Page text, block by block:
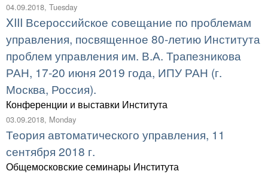
04.09.2018, Tuesday
XIII Всероссийское совещание по проблемам
управления, посвященное 80-летию Института
проблем управления им. В.А. Трапезникова
РАН, 17-20 июня 2019 года, ИПУ РАН (г.
Москва, Россия).
Конференции и выставки Института
03.09.2018, Monday
Теория автоматического управления, 11
сентября 2018 г.
Общемосковские семинары Института